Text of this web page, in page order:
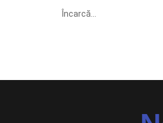
Încarcă...